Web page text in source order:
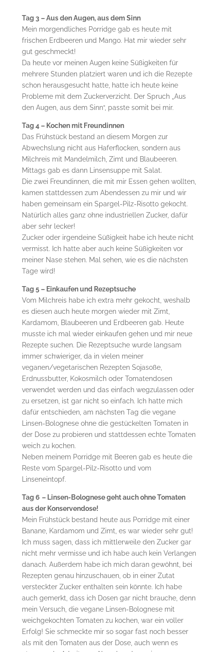
Tag 3 – Aus den Augen, aus dem Sinn
Mein morgendliches Porridge gab es heute mit
frischen Erdbeeren und Mango. Hat mir wieder sehr
gut geschmeckt!
Da heute vor meinen Augen keine Süßigkeiten für
mehrere Stunden platziert waren und ich die Rezepte
schon herausgesucht hatte, hatte ich heute keine
Probleme mit dem Zuckerverzicht. Der Spruch „Aus
den Augen, aus dem Sinn“, passte somit bei mir.
Tag 4 – Kochen mit Freundinnen
Das Frühstück bestand an diesem Morgen zur
Abwechslung nicht aus Haferflocken, sondern aus
Milchreis mit Mandelmilch, Zimt und Blaubeeren.
Mittags gab es dann Linsensuppe mit Salat.
Die zwei Freundinnen, die mit mir Essen gehen wollten,
kamen stattdessen zum Abendessen zu mir und wir
haben gemeinsam ein Spargel-Pilz-Risotto gekocht.
Natürlich alles ganz ohne industriellen Zucker, dafür
aber sehr lecker!
Zucker oder irgendeine Süßigkeit habe ich heute nicht
vermisst. Ich hatte aber auch keine Süßigkeiten vor
meiner Nase stehen. Mal sehen, wie es die nächsten
Tage wird!
Tag 5 – Einkaufen und Rezeptsuche
Vom Milchreis habe ich extra mehr gekocht, weshalb
es diesen auch heute morgen wieder mit Zimt,
Kardamom, Blaubeeren und Erdbeeren gab. Heute
musste ich mal wieder einkaufen gehen und mir neue
Rezepte suchen. Die Rezeptsuche wurde langsam
immer schwieriger, da in vielen meiner
veganen/vegetarischen Rezepten Sojasoße,
Erdnussbutter, Kokosmilch oder Tomatendosen
verwendet werden und das einfach wegzulassen oder
zu ersetzen, ist gar nicht so einfach. Ich hatte mich
dafür entschieden, am nächsten Tag die vegane
Linsen-Bolognese ohne die gestückelten Tomaten in
der Dose zu probieren und stattdessen echte Tomaten
weich zu kochen.
Neben meinem Porridge mit Beeren gab es heute die
Reste vom Spargel-Pilz-Risotto und vom
Linseneintopf.
Tag 6 – Linsen-Bolognese geht auch ohne Tomaten
aus der Konservendose!
Mein Frühstück bestand heute aus Porridge mit einer
Banane, Kardamom und Zimt, es war wieder sehr gut!
Ich muss sagen, dass ich mittlerweile den Zucker gar
nicht mehr vermisse und ich habe auch kein Verlangen
danach. Außerdem habe ich mich daran gewöhnt, bei
Rezepten genau hinzuschauen, ob in einer Zutat
versteckter Zucker enthalten sein könnte. Ich habe
auch gemerkt, dass ich Dosen gar nicht brauche, denn
mein Versuch, die vegane Linsen-Bolognese mit
weichgekochten Tomaten zu kochen, war ein voller
Erfolg! Sie schmeckte mir so sogar fast noch besser
als mit den Tomaten aus der Dose, auch wenn es